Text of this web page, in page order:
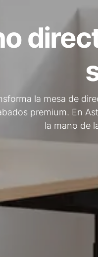
la mesa de
premium. En
la mano de